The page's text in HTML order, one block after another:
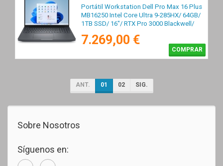
Portátil Workstation Dell Pro Max 16 Plus
MB16250 Intel Core Ultra 9-285HX/ 64GB/
1TB SSD/ 16"/ RTX Pro 3000 Blackwell/
7.269,00 €
COMPRAR
ANT. 01 02 SIG.
Sobre Nosotros
Síguenos en: